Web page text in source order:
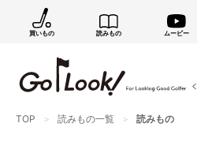
買いもの 読みもの ムービー
TOP 読みもの一覧 読みもの
GO/LOOK! からのお知ら
新商品情報や編集部のオスス
まだご登録でない方はぜひ！